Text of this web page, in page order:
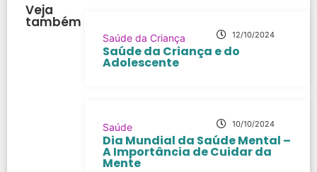
Veja
também
Saúde da Criança 12/10/2024
Saúde da Criança e do
Adolescente
Saúde 10/10/2024
Dia Mundial da Saúde Mental –
A Importância de Cuidar da
Mente